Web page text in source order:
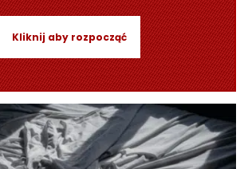
Kliknij aby rozpocząć